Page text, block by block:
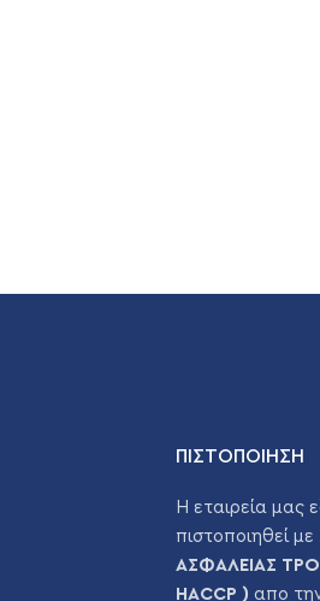
ΠΙΣΤΟΠΟΙΗΣΗ
Η εταιρεία μας
πιστοποιηθεί με
ΑΣΦΑΛΕΙΑΣ
HACCP ) απο